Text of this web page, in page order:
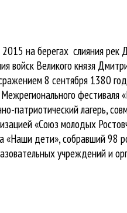
на берегах слияния рек
войск Великого князя
8 сентября 1380
фестиваля
патриотический лагерь,
«Союз молодых
«Наши дети», собравший 98
учреждений и